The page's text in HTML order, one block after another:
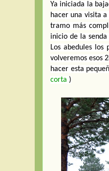
Ya iniciada la
hacer una visita
tramo más
inicio de la
Los abedules los
volveremos esos
hacer esta
corta )